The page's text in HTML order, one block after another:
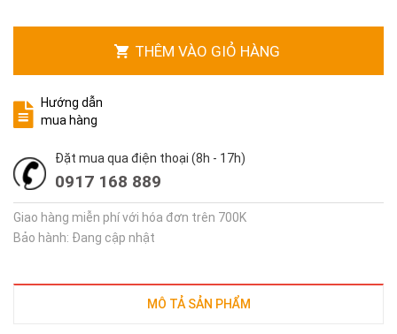
THÊM VÀO GIỎ HÀNG
Hướng dẫn
mua hàng
Đặt mua qua điện thoại (8h - 17h)
0917 168 889
Giao hàng miễn phí với hóa đơn trên 700K
Bảo hành: Đang cập nhật
MÔ TẢ SẢN PHẨM